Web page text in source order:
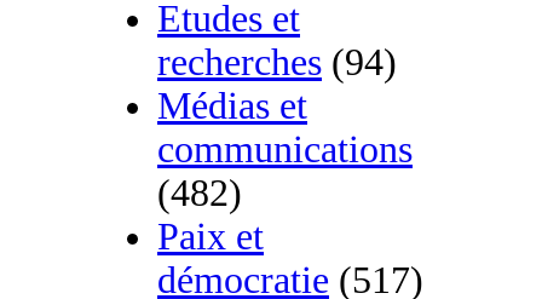
Etudes et
recherches (94)
Médias et
communications
(482)
Paix et
démocratie (517)